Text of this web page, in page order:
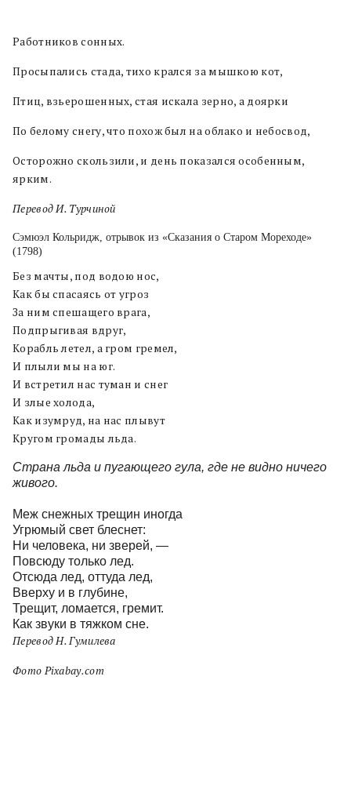
Работников сонных.
Просыпались стада, тихо крался за мышкою кот,
Птиц, взьерошенных, стая искала зерно, а доярки
По белому снегу, что похож был на облако и небосвод,
Осторожно скользили, и день показался особенным,
ярким.
Перевод И. Турчиной
Сэмюэл Кольридж, отрывок из «Сказания о Старом Мореходе»
(1798)
Без мачты, под водою нос,
Как бы спасаясь от угроз
За ним спешащего врага,
Подпрыгивая вдруг,
Корабль летел, а гром гремел,
И плыли мы на юг.
И встретил нас туман и снег
И злые холода,
Как изумруд, на нас плывут
Кругом громады льда.
Страна льда и пугающего гула, где не видно ничего
живого.
Меж снежных трещин иногда
Угрюмый свет блеснет:
Ни человека, ни зверей, —
Повсюду только лед.
Отсюда лед, оттуда лед,
Вверху и в глубине,
Трещит, ломается, гремит.
Как звуки в тяжком сне.
Перевод Н. Гумилева
Фото Pixabay.com